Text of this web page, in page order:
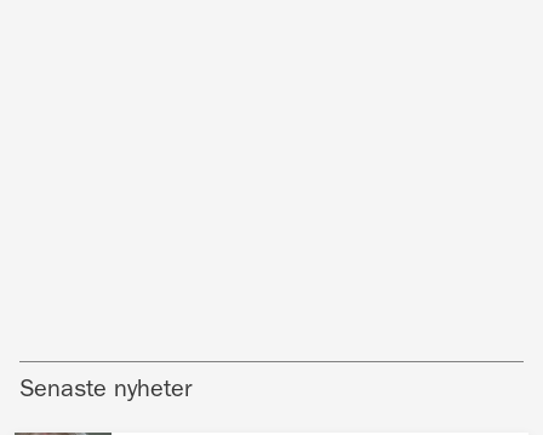
Senaste nyheter